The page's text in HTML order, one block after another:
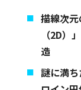
描線次
（2D）
造
謎に満